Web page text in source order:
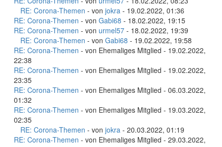
RE: Corona-Themen - von jokra - 19.02.2022, 01:36
RE: Corona-Themen - von Gabi68 - 18.02.2022, 19:15
RE: Corona-Themen - von urmel57 - 18.02.2022, 19:39
RE: Corona-Themen - von Gabi68 - 19.02.2022, 19:58
RE: Corona-Themen - von Ehemaliges Mitglied - 19.02.2022,
22:38
RE: Corona-Themen - von Ehemaliges Mitglied - 19.02.2022,
23:35
RE: Corona-Themen - von Ehemaliges Mitglied - 06.03.2022,
01:32
RE: Corona-Themen - von Ehemaliges Mitglied - 19.03.2022,
02:35
RE: Corona-Themen - von jokra - 20.03.2022, 01:19
RE: Corona-Themen - von Ehemaliges Mitglied - 29.03.2022,